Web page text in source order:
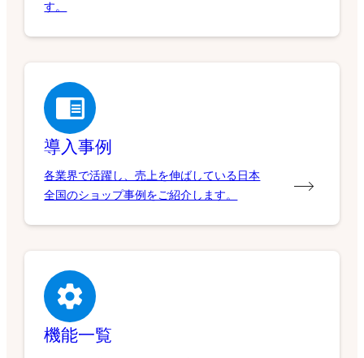
す。
導入事例
各業界で活躍し、売上を伸ばしている日本
全国のショップ事例をご紹介します。
機能一覧